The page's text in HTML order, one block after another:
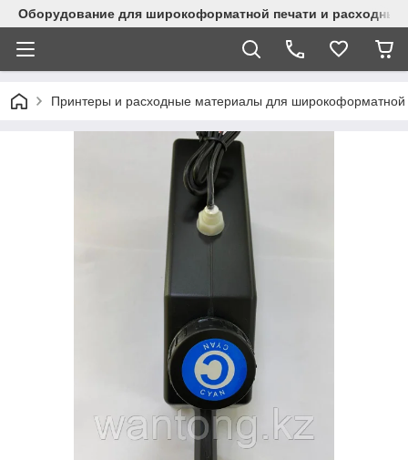
Оборудование для широкоформатной печати и
Принтеры и расходные материалы для широкоформатной